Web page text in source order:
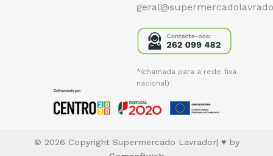
*(chamada para a rede fixa
nacional)
© 2026 Copyright Supermercado Lavrador| ♥ by